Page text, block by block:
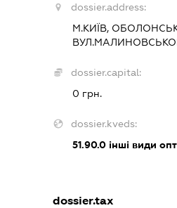
dossier.address:
М.КИЇВ,
dossier.capital:
0 грн.
dossier.kveds:
51.90.0інші види
dossier.tax